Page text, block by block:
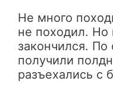
Не много
не походил. Но
закончился.
получили
разъехались с